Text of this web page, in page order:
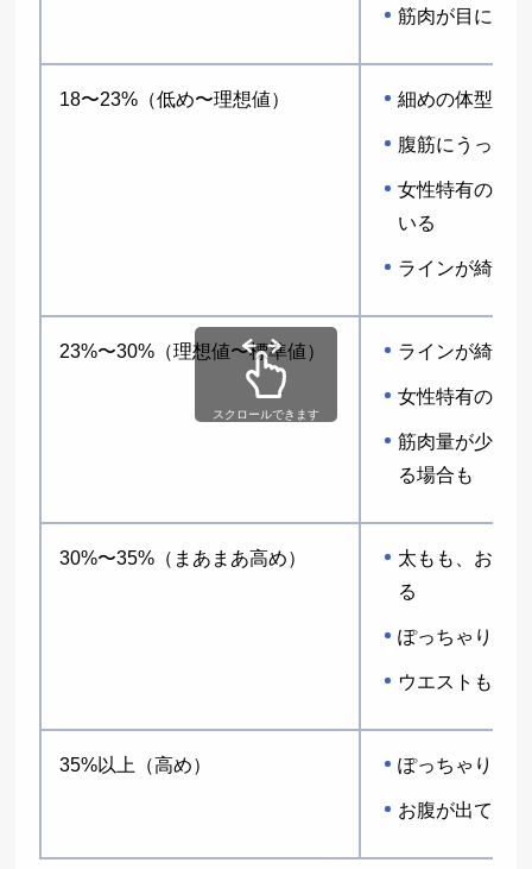
筋肉が目に見
18〜23%（低め〜理想値） 細めの体型
腹筋にうっす
女性特有の丸
いる
ラインが綺麗
23%〜30%（理想値〜標準値） ラインが綺麗
女性特有の丸
筋肉量が少な
る場合も
30%〜35%（まあまあ高め）
太もも、お尻
る
ぽっちゃり体型
ウエストも太
35%以上（高め） ぽっちゃり〜
お腹が出てくる
スクロールできます